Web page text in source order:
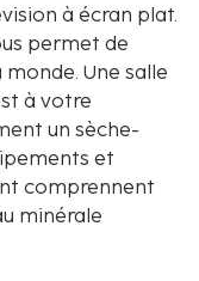
à écran plat.
permet de
Une salle
à votre
et
comprennent
minérale